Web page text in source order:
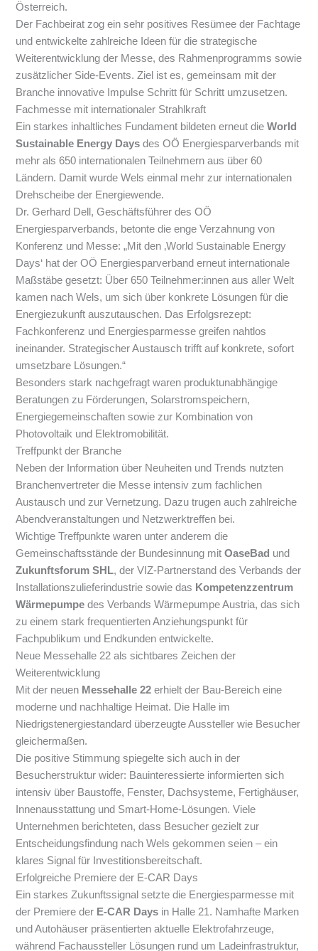
Österreich.
Der Fachbeirat zog ein sehr positives Resümee der Fachtage
und entwickelte zahlreiche Ideen für die strategische
Weiterentwicklung der Messe, des Rahmenprogramms sowie
zusätzlicher Side-Events. Ziel ist es, gemeinsam mit der
Branche innovative Impulse Schritt für Schritt umzusetzen.
Fachmesse mit internationaler Strahlkraft
Ein starkes inhaltliches Fundament bildeten erneut dieWorld
Sustainable Energy Days des OÖ Energiesparverbands mit
mehr als 650 internationalen Teilnehmern aus über 60
Ländern. Damit wurde Wels einmal mehr zur internationalen
Drehscheibe der Energiewende.
Dr. Gerhard Dell, Geschäftsführer des OÖ
Energiesparverbands, betonte die enge Verzahnung von
Konferenz und Messe:„Mit den ‚World Sustainable Energy
Days‘ hat der OÖ Energiesparverband erneut internationale
Maßstäbe gesetzt: Über 650 Teilnehmer:innen aus aller Welt
kamen nach Wels, um sich über konkrete Lösungen für die
Energiezukunft auszutauschen. Das Erfolgsrezept:
Fachkonferenz und Energiesparmesse greifen nahtlos
ineinander. Strategischer Austausch trifft auf konkrete, sofort
umsetzbare Lösungen.“
Besonders stark nachgefragt waren produktunabhängige
Beratungen zu Förderungen, Solarstromspeichern,
Energiegemeinschaften sowie zur Kombination von
Photovoltaik und Elektromobilität.
Treffpunkt der Branche
Neben der Information über Neuheiten und Trends nutzten
Branchenvertreter die Messe intensiv zum fachlichen
Austausch und zur Vernetzung. Dazu trugen auch zahlreiche
Abendveranstaltungen und Netzwerktreffen bei.
Wichtige Treffpunkte waren unter anderem die
Gemeinschaftsstände der Bundesinnung mitOaseBad und
Zukunftsforum SHL, der VIZ-Partnerstand des Verbands der
Installationszulieferindustrie sowie das Kompetenzzentrum
Wärmepumpe des Verbands Wärmepumpe Austria, das sich
zu einem stark frequentierten Anziehungspunkt für
Fachpublikum und Endkunden entwickelte.
Neue Messehalle 22 als sichtbares Zeichen der
Weiterentwicklung
Mit der neuen Messehalle 22 erhielt der Bau-Bereich eine
moderne und nachhaltige Heimat. Die Halle im
Niedrigstenergiestandard überzeugte Aussteller wie Besucher
gleichermaßen.
Die positive Stimmung spiegelte sich auch in der
Besucherstruktur wider: Bauinteressierte informierten sich
intensiv über Baustoffe, Fenster, Dachsysteme, Fertighäuser,
Innenausstattung und Smart-Home-Lösungen. Viele
Unternehmen berichteten, dass Besucher gezielt zur
Entscheidungsfindung nach Wels gekommen seien – ein
klares Signal für Investitionsbereitschaft.
Erfolgreiche Premiere der E-CAR Days
Ein starkes Zukunftssignal setzte die Energiesparmesse mit
der Premiere der E-CAR Days in Halle 21. Namhafte Marken
und Autohäuser präsentierten aktuelle Elektrofahrzeuge,
während Fachaussteller Lösungen rund um Ladeinfrastruktur,